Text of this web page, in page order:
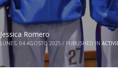
Jessica Romero
LUNES, 04 AGOSTO 2025 / PUBLISHED IN